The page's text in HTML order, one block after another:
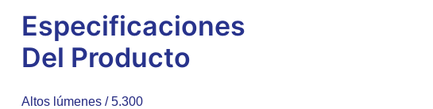
Especificaciones
Del Producto
Altos lúmenes /5.300